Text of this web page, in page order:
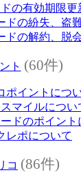
の有効期限更
ドの紛失、盗
ドの解約、脱
ト (60件)
ポイントにつ
マイルについ
ドのポイント
レポについて
コ (86件)